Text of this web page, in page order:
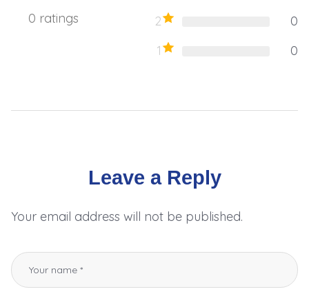
0 ratings
2
0
1
0
Leave a Reply
Your email address will not be published.